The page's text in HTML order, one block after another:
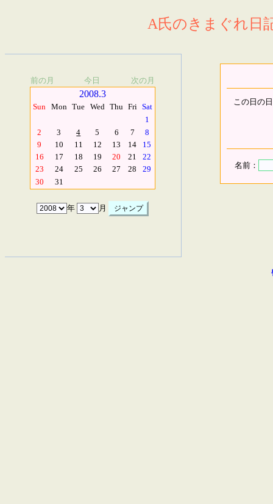
A氏のきまぐれ日
前の月 今日 次の月
2008.3
Sun Mon Tue Wed Thu Fri Sat
1
2
3 4 5 6 7
8
9
10 11 12 13 14
15
16
17 18 19 20 21
22
23
24 25 26 27 28
29
30
31
年 月
この日の
名前：